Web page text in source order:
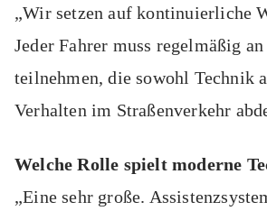
„Wir setzen auf kontinuierliche
Jeder Fahrer muss regelmäßig
teilnehmen, die sowohl Technik
Verhalten im Straßenverkehr
Welche Rolle spielt moderne
„Eine sehr große.